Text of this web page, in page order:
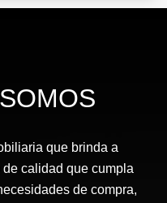
que brinda a
calidad que cumpla
de compra,